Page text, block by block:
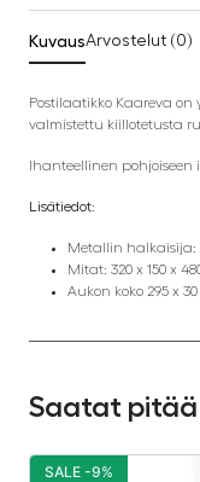
KuvausArvostelut (0)
Postilaatikko Kaareva
valmistettu kiillotetusta
Ihanteellinen pohjoiseen
Lisätiedot:
Metallin halkaisija:
Mitat: 320 x 150 x
Aukon koko 295 x
Saatat pitää
SALE -9%